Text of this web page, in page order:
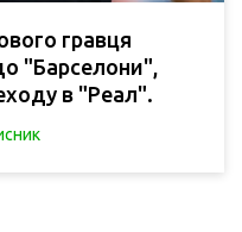
гравця
"Барселони",
в "Реал".